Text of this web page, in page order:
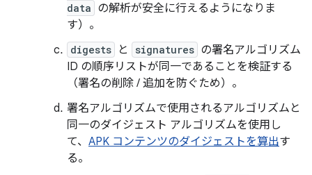
data の解析が安全に行えるようになりま
す）。
digests と signatures の署名アルゴリズム
ID の順序リストが同一であることを検証する
（署名の削除 / 追加を防ぐため）。
署名アルゴリズムで使用されるアルゴリズムと
同一のダイジェスト アルゴリズムを使用し
て、 APK コンテンツのダイジェストを算出す
る。